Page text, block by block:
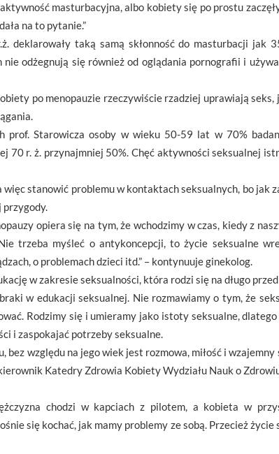
masturbacyjna, albo kobiety się po prostu
na to pytanie.”
deklarowały taką samą skłonność do masturbacji jak
odżegnują się również od oglądania pornografii i
po menopauzie rzeczywiście rzadziej uprawiają
prof. Starowicza osoby w wieku 50-59 lat w 70%
70 r. ż. przynajmniej 50%. Chęć aktywności seksualnej
więc stanowić problemu w kontaktach seksualnych, bo jak
przygody.
opiera się na tym, że wchodzimy w czas, kiedy z
trzeba myśleć o antykoncepcji, to życie seksualne
o problemach dzieci itd.” – kontynuuje ginekolog.
w zakresie seksualności, która rodzi się na długo
w edukacji seksualnej. Nie rozmawiamy o tym, że
Rodzimy się i umieramy jako istoty seksualne,
i zaspokajać potrzeby seksualne.
bez względu na jego wiek jest rozmowa, miłość i
Katedry Zdrowia Kobiety Wydziału Nauk o
chodzi w kapciach z pilotem, a kobieta w
się kochać, jak mamy problemy ze sobą. Przecież